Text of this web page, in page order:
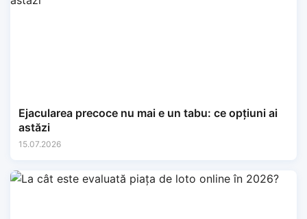
Ejacularea precoce nu mai e un tabu: ce opțiuni ai
astăzi
15.07.2026